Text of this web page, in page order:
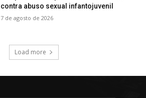
contra abuso sexual infantojuvenil
7 de agosto de 2026
Load more